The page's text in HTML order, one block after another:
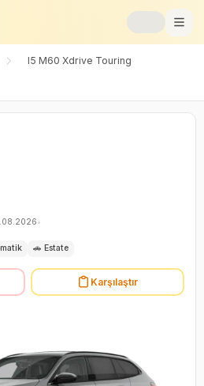
I5 M60 Xdrive Touring
•
🚗 Estate
Karşılaştır